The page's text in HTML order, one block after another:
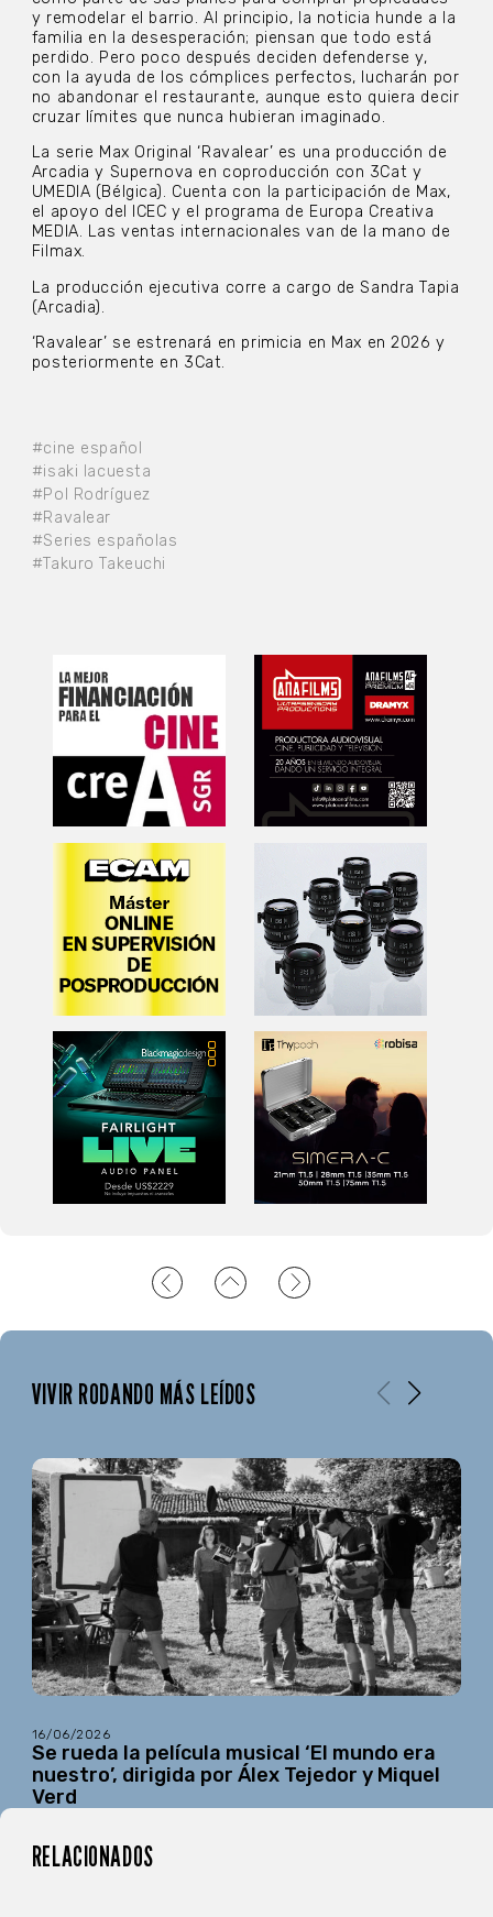
#cine español
#isaki lacuesta
#Pol Rodríguez
#Ravalear
#Series españolas
#Takuro Takeuchi
y remodelar el barrio. Al principio, la noticia hunde a la
familia en la desesperación; piensan que todo está
perdido. Pero poco después deciden defenderse y,
con la ayuda de los cómplices perfectos, lucharán por
no abandonar el restaurante, aunque esto quiera decir
cruzar límites que nunca hubieran imaginado.
La serie Max Original ‘Ravalear’ es una producción de
Arcadia y Supernova en coproducción con 3Cat y
UMEDIA (Bélgica). Cuenta con la participación de Max,
el apoyo del ICEC y el programa de Europa Creativa
MEDIA. Las ventas internacionales van de la mano de
Filmax.
La producción ejecutiva corre a cargo de Sandra Tapia
(Arcadia).
‘Ravalear’ se estrenará en primicia en Max en 2026 y
posteriormente en 3Cat.
VIVIR RODANDO MÁS LEÍDOS
16/06/2026
Se rueda la película musical ‘El mundo era
nuestro’, dirigida por Álex Tejedor y Miquel
Verd
RELACIONADOS